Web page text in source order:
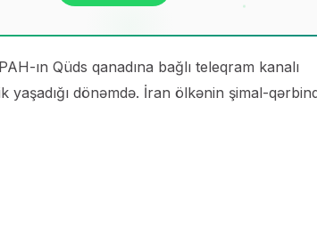
ın Qüds qanadına bağlı teleqram kanalı
yaşadığı dönəmdə. İran ölkənin şimal-